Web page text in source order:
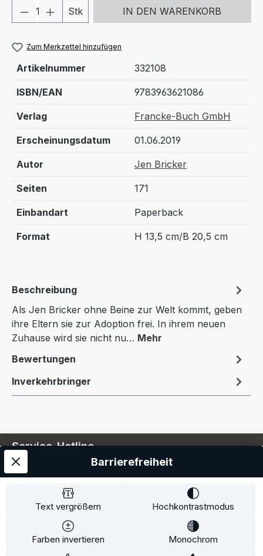
Produkt Anzahl: Gib den
Stk IN DEN WARENKORB
Zum Merkzettel hinzufügen
Artikelnummer 332108
ISBN/EAN 9783963621086
Verlag Francke-Buch GmbH
Erscheinungsdatum 01.06.2019
Autor Jen Bricker
Seiten 171
Einbandart Paperback
Format H 13,5 cm/B 20,5 cm
Beschreibung
Als Jen Bricker ohne Beine zur Welt kommt, geben
ihre Eltern sie zur Adoption frei. In ihrem neuen
Zuhause wird sie nicht nu… Mehr
Bewertungen
Inverkehrbringer
Service-Hotline
Service
Information
Text vergrößern Hochkontrastmodus
Farben invertieren Monochrom
Barrierefreiheit